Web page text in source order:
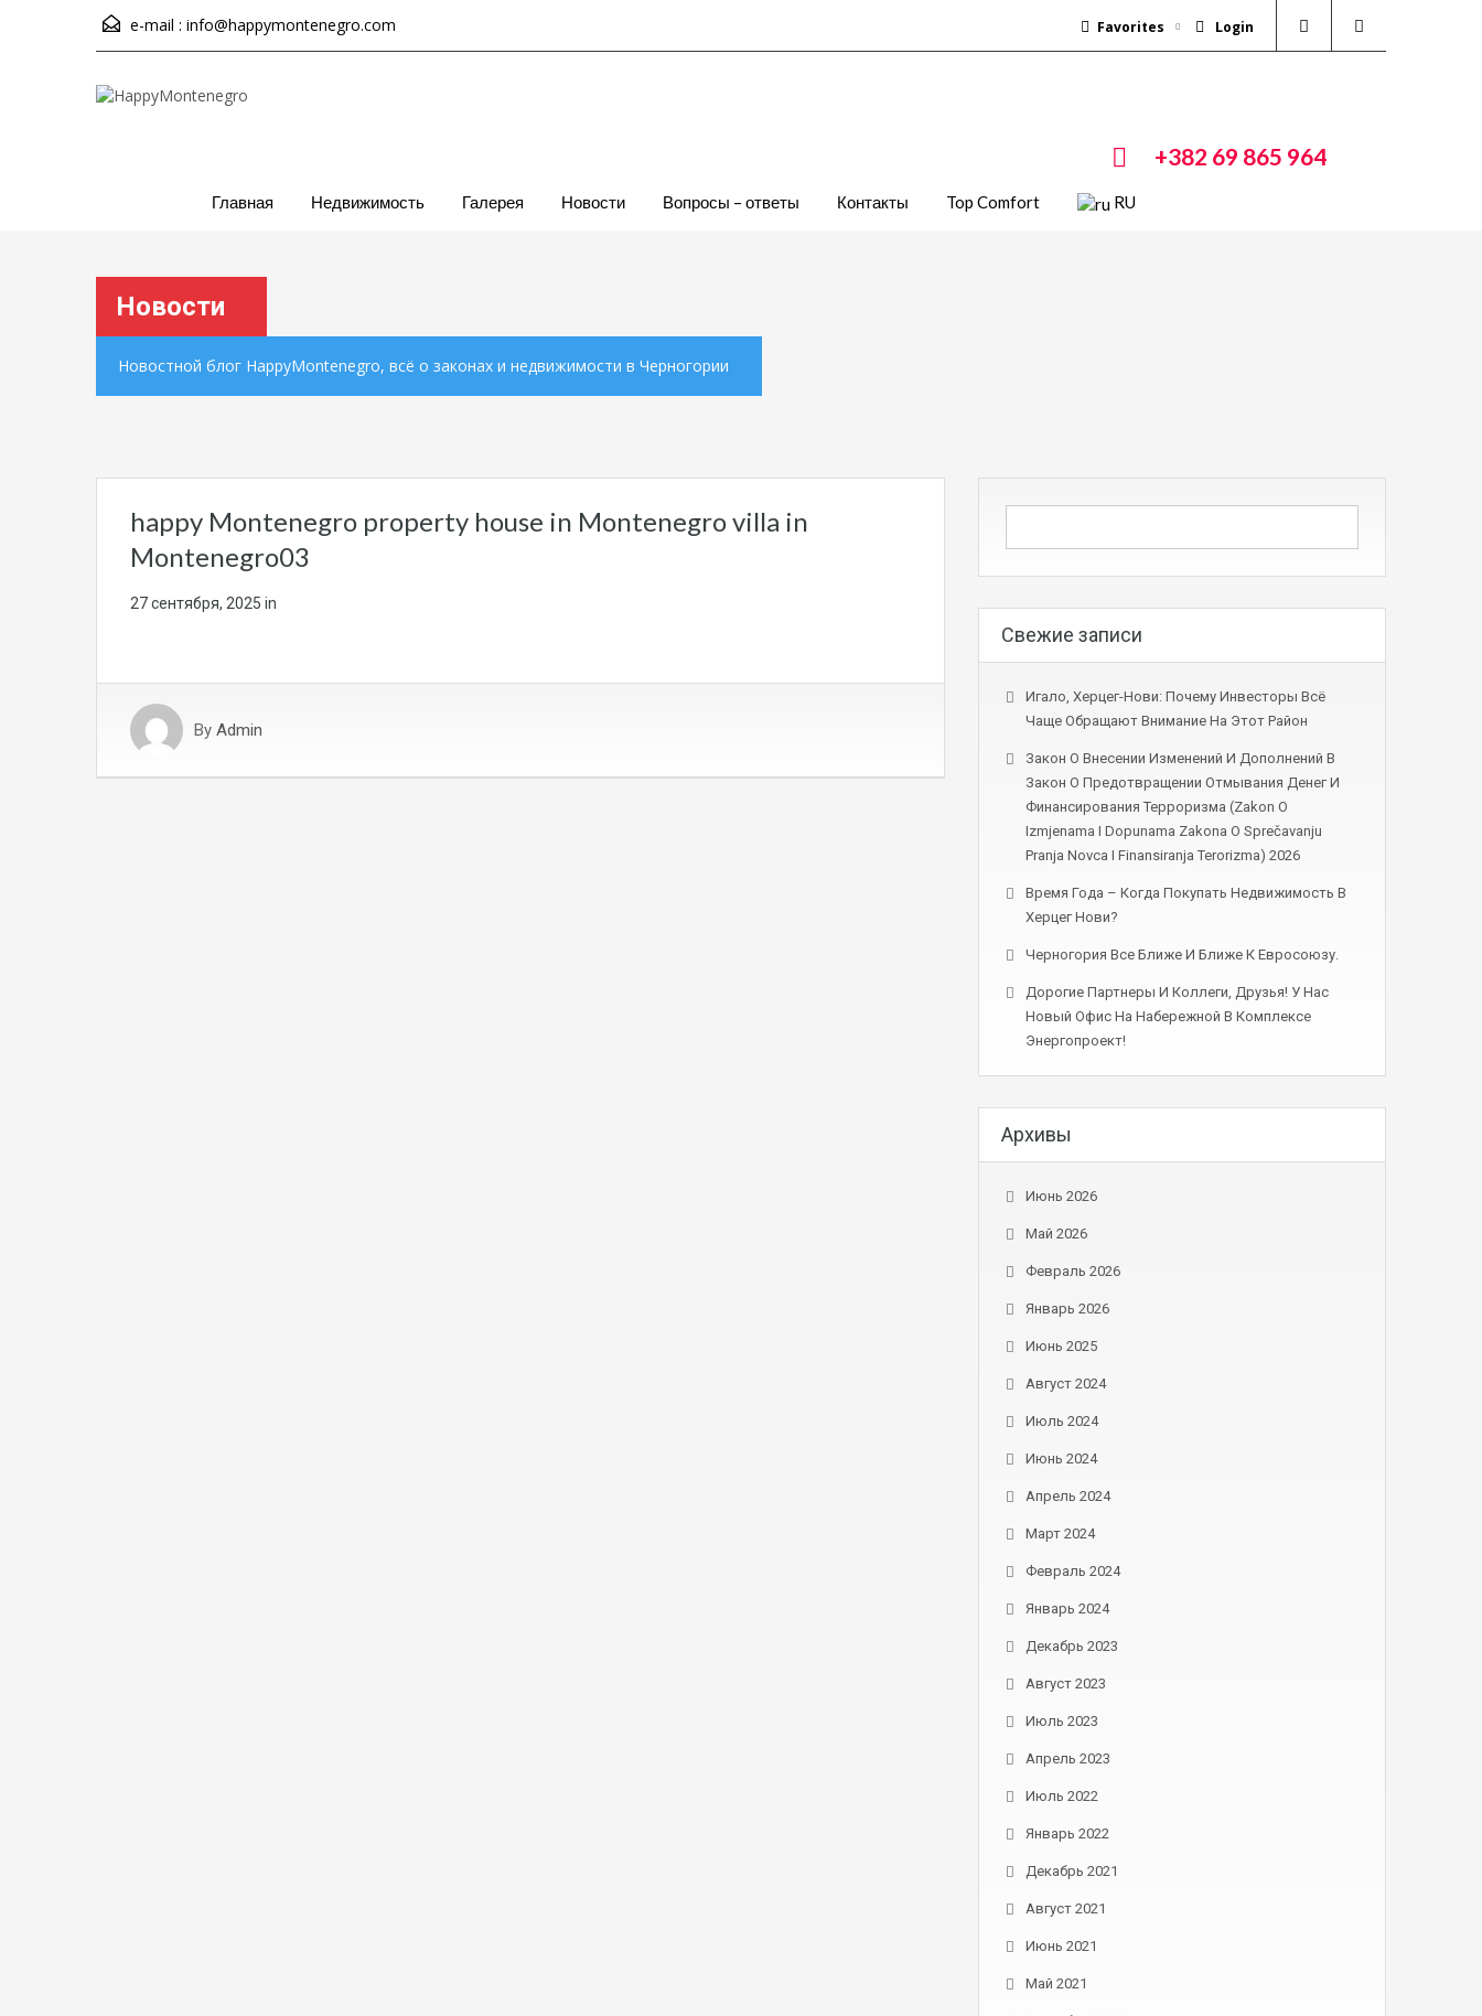
e-mail : info@happymontenegro.com Favorites Login
+382 69 865 964
Главная Недвижимость Галерея Новости Вопросы – ответы Контакты Top Comfort RU
Новости
Новостной блог HappyMontenegro, всё о законах и недвижимости в Черногории
happy Montenegro property house in Montenegro villa in
Montenegro03
27 сентября, 2025 in
By Admin
Свежие записи
Игало, Херцег-Нови: Почему Инвесторы Всё
Чаще Обращают Внимание На Этот Район
Закон О Внесении Изменений И Дополнений В
Закон О Предотвращении Отмывания Денег И
Финансирования Терроризма (Zakon O
Izmjenama I Dopunama Zakona O Sprečavanju
Pranja Novca I Finansiranja Terorizma) 2026
Время Года – Когда Покупать Недвижимость В
Херцег Нови?
Черногория Все Ближе И Ближе К Евросоюзу.
Дорогие Партнеры И Коллеги, Друзья! У Нас
Новый Офис На Набережной В Комплексе
Энергопроект!
Архивы
Июнь 2026
Май 2026
Февраль 2026
Январь 2026
Июнь 2025
Август 2024
Июль 2024
Июнь 2024
Апрель 2024
Март 2024
Февраль 2024
Январь 2024
Декабрь 2023
Август 2023
Июль 2023
Апрель 2023
Июль 2022
Январь 2022
Декабрь 2021
Август 2021
Июнь 2021
Май 2021